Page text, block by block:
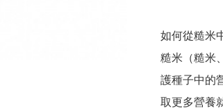
如何從糙米
糙米（糙米
護種子中的
取更多營養